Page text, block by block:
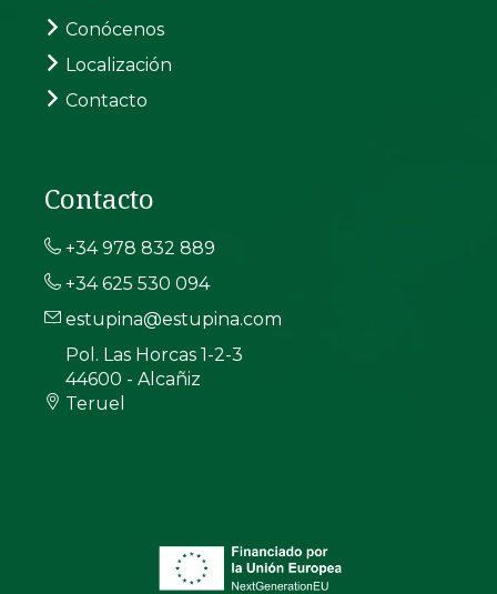
Conócenos
Localización
Contacto
Contacto
+34 978 832 889
+34 625 530 094
estupina@estupina.com
Pol. Las Horcas 1-2-3
44600 - Alcañiz
Teruel